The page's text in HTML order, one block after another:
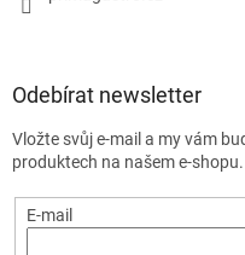
Odebírat newsletter
Vložte svůj e-mail a my vám
produktech na našem e-shopu.
E-mail